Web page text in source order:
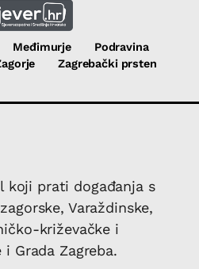
Međimurje
Podravina
Zagrebački prsten
koji prati događanja s
Varaždinske,
križevačke i
Grada Zagreba.